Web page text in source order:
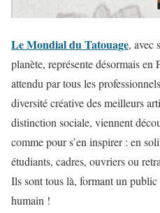
Le Mondial du Tatouage, avec
planète, représente désormais en
attendu par tous les
diversité créative des meilleurs
distinction sociale, viennent
comme pour s’en inspirer : en
étudiants, cadres, ouvriers ou
Ils sont tous là, formant un
humain !